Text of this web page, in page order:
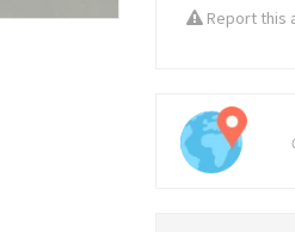
Report this